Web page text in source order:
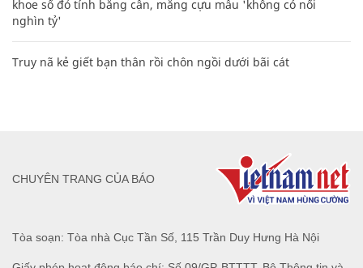
khoe sổ đỏ tính bằng cân, mắng cựu mẫu 'không có nổi
nghìn tỷ'
Truy nã kẻ giết bạn thân rồi chôn ngồi dưới bãi cát
Tòa soạn: Tòa nhà Cục Tần Số, 115 Trần Duy Hưng Hà Nội
CHUYÊN TRANG CỦA BÁO